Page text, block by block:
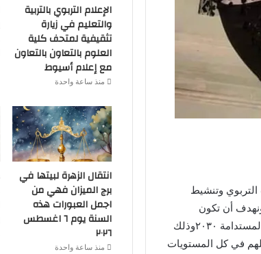
وتنشيط
أن تكون
المبادرة بداية نشاط مجتمعي مع مختلف الجهات الرسمية والأهلية من أجل تحقيق خطة التنمية المستدامة ٢٠٣٠وذلك
في كل المستويات
الإعلام التربوي بالتربية
والتعليم في زيارة
تثقيفية لمتحف كلية
العلوم بالتعاون بالتعاون
مع إعلام أسيوط
منذ ساعة واحدة
انتقال الزهرة لبيتها في
برج الميزان فهي من
اجمل العبورات هذه
السنة يوم ٦ اغسطس
٢٠٢٦
منذ ساعة واحدة